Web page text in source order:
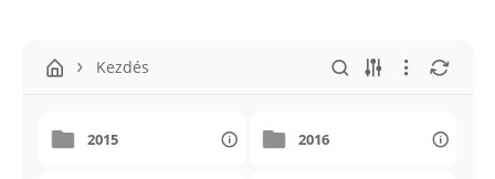
Kezdés
2015 2016